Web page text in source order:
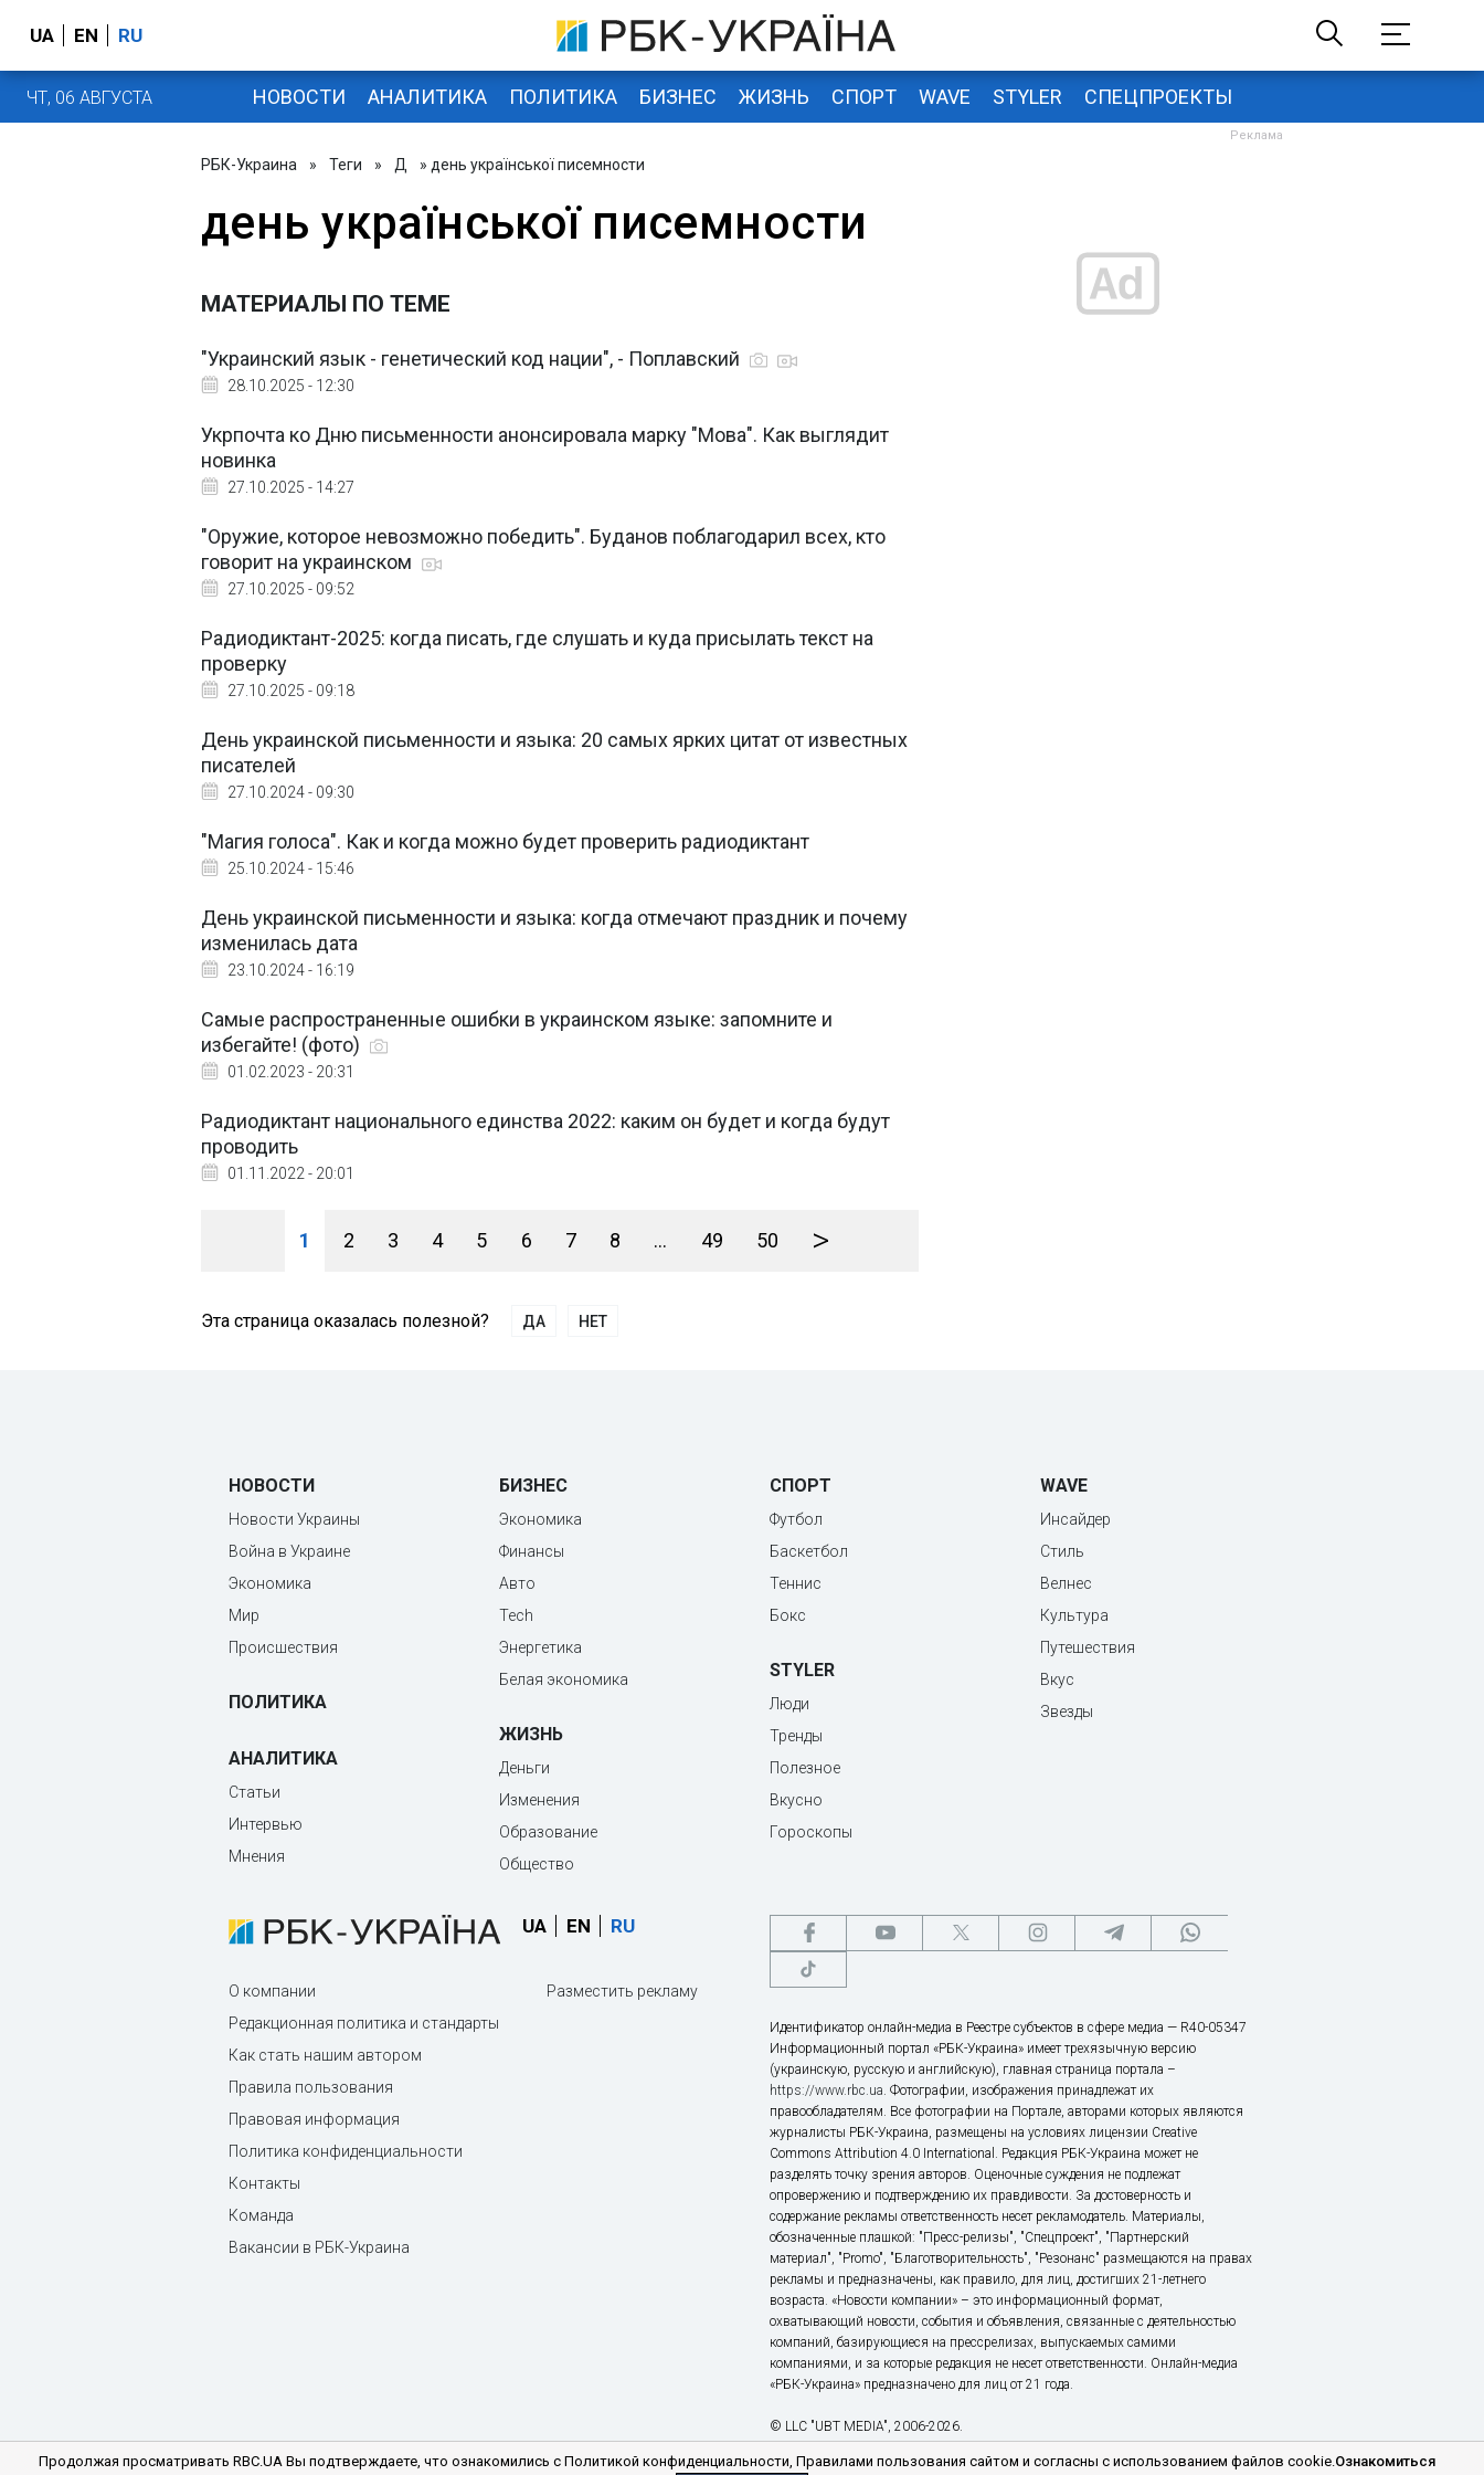
UA EN RU
ЧТ, 06 АВГУСТА НОВОСТИ АНАЛИТИКА ПОЛИТИКА БИЗНЕС ЖИЗНЬ СПОРТ WAVE STYLER СПЕЦПРОЕКТЫ
РБК-Украина » Теги » Д » день української писемности
день української писемности
МАТЕРИАЛЫ ПО ТЕМЕ
"Украинский язык - генетический код нации", - Поплавский
28.10.2025 - 12:30
Укрпочта ко Дню письменности анонсировала марку "Мова". Как выглядит
новинка
27.10.2025 - 14:27
"Оружие, которое невозможно победить". Буданов поблагодарил всех, кто
говорит на украинском
27.10.2025 - 09:52
Радиодиктант-2025: когда писать, где слушать и куда присылать текст на
проверку
27.10.2025 - 09:18
День украинской письменности и языка: 20 самых ярких цитат от известных
писателей
27.10.2024 - 09:30
"Магия голоса". Как и когда можно будет проверить радиодиктант
25.10.2024 - 15:46
День украинской письменности и языка: когда отмечают праздник и почему
изменилась дата
23.10.2024 - 16:19
Самые распространенные ошибки в украинском языке: запомните и
избегайте! (фото)
01.02.2023 - 20:31
Радиодиктант национального единства 2022: каким он будет и когда будут
проводить
01.11.2022 - 20:01
1 2 3 4 5 6 7 8 ... 49 50 >
Эта страница оказалась полезной? ДА НЕТ
НОВОСТИ
Новости Украины
Война в Украине
Экономика
Мир
Происшествия
ПОЛИТИКА
АНАЛИТИКА
Статьи
Интервью
Мнения
БИЗНЕС
Экономика
Финансы
Авто
Tech
Энергетика
Белая экономика
ЖИЗНЬ
Деньги
Изменения
Образование
Общество
СПОРТ
Футбол
Баскетбол
Теннис
Бокс
STYLER
Люди
Тренды
Полезное
Вкусно
Гороскопы
WAVE
Инсайдер
Стиль
Велнес
Культура
Путешествия
Вкус
Звезды
UA EN RU
О компании
Редакционная политика и стандарты
Как стать нашим автором
Правила пользования
Правовая информация
Политика конфиденциальности
Контакты
Команда
Вакансии в РБК-Украина
Разместить рекламу
Идентификатор онлайн-медиа в Реестре субъектов в сфере медиа — R40-05347
Информационный портал «РБК-Украина» имеет трехязычную версию
(украинскую, русскую и английскую), главная страница портала –
https://www.rbc.ua. Фотографии, изображения принадлежат их
правообладателям. Все фотографии на Портале, авторами которых являются
журналисты РБК-Украина, размещены на условиях лицензии Creative
Commons Attribution 4.0 International. Редакция РБК-Украина может не
разделять точку зрения авторов. Оценочные суждения не подлежат
опровержению и подтверждению их правдивости. За достоверность и
содержание рекламы ответственность несет рекламодатель. Материалы,
обозначенные плашкой: "Пресс-релизы", "Спецпроект", "Партнерский
материал", "Promo", "Благотворительность", "Резонанс" размещаются на правах
рекламы и предназначены, как правило, для лиц, достигших 21-летнего
возраста. «Новости компании» – это информационный формат,
охватывающий новости, события и объявления, связанные с деятельностью
компаний, базирующиеся на прессрелизах, выпускаемых самими
компаниями, и за которые редакция не несет ответственности. Онлайн-медиа
«РБК-Украина» предназначено для лиц от 21 года.
© LLC "UBT MEDIA", 2006-2026.
Продолжая просматривать RBC.UA Вы подтверждаете, что ознакомились с Политикой конфиденциальности, Правилами пользования сайтом и согласны с использованием файлов cookie.Ознакомиться